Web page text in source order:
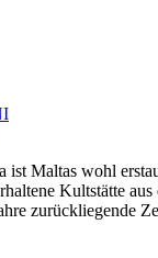
Maltas wohl
Kultstätte aus
zurückliegende